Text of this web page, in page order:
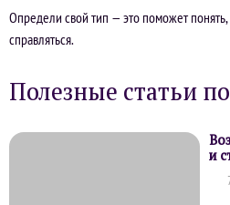
Определи свой тип — это поможет
справляться.
Полезные статьи
и